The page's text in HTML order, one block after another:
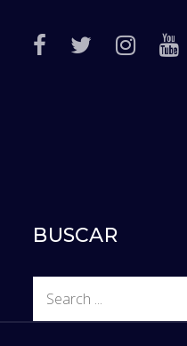
BUSCAR
Search